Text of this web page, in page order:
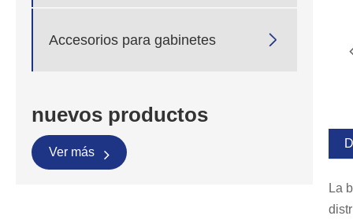
Accesorios para gabinetes 
nuevos productos
Ver más
La